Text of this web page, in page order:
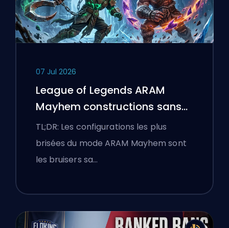
07 Jul 2026
League of Legends ARAM
Mayhem constructions sans
bottes
TL;DR: Les configurations les plus
brisées du mode ARAM Mayhem sont
les bruisers sa…